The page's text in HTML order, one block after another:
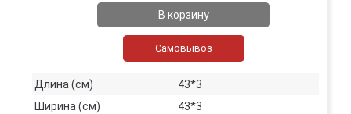
В корзину
Самовывоз
Длина (см)
43*3
Ширина (см)
43*3